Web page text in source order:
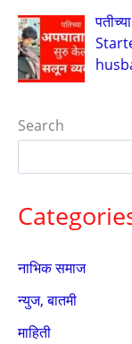
Search
नाभिक समाज
न्युज, बातमी
माहिती